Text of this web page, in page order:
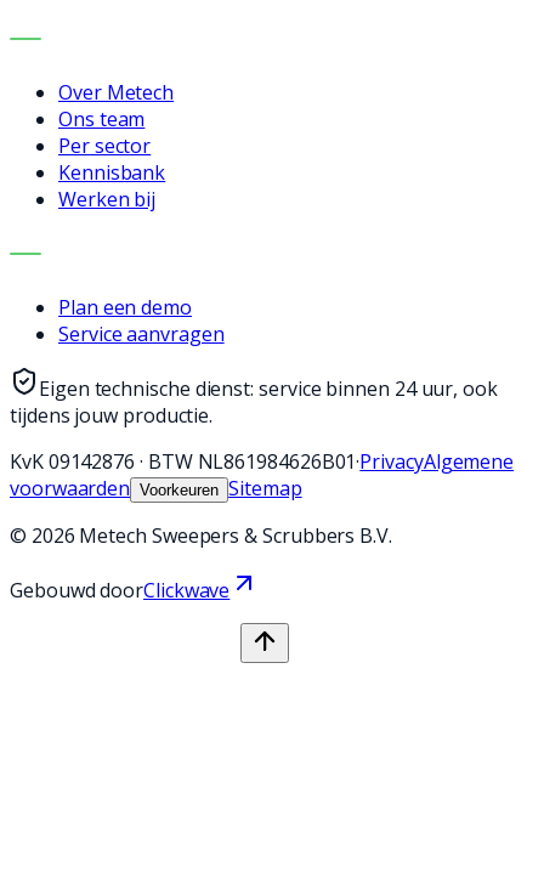
BEDRIJF
Over Metech
Ons team
Per sector
Kennisbank
Werken bij
CONTACT
Plan een demo
Service aanvragen
Eigen technische dienst: service binnen 24 uur, ook
tijdens jouw productie.
KvK09142876 · BTW NL861984626B01·PrivacyAlgemene
voorwaarden Voorkeuren Sitemap
© 2026 Metech Sweepers & Scrubbers B.V.
Gebouwd doorClickwave